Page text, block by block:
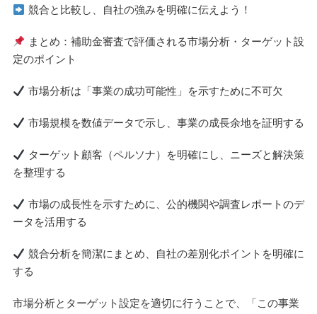
競合と比較し、自社の強みを明確に伝えよう！
まとめ：補助金審査で評価される市場分析・ターゲット設
定のポイント
市場分析は「事業の成功可能性」を示すために不可欠
市場規模を数値データで示し、事業の成長余地を証明する
ターゲット顧客（ペルソナ）を明確にし、ニーズと解決策
を整理する
市場の成長性を示すために、公的機関や調査レポートのデ
ータを活用する
競合分析を簡潔にまとめ、自社の差別化ポイントを明確に
する
市場分析とターゲット設定を適切に行うことで、「この事業